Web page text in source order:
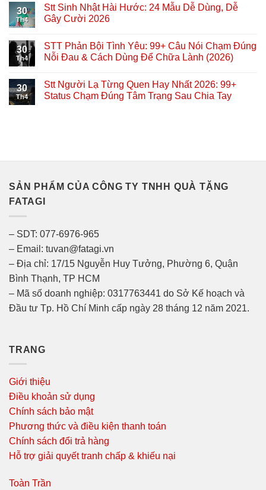
30
Th4
Stt Sinh Nhật Hài Hước: 24 Mẫu Dễ Dùng, Dễ
Gây Cười 2026
30
Th4
STT Phản Bội Tình Yêu: 99+ Câu Nói Chạm Đúng
Nỗi Đau & Cách Dùng Để Chữa Lành (2026)
30
Th4
Stt Người Lạ Từng Quen Hay Nhất 2026: 99+
Status Chạm Đúng Tâm Trạng Sau Chia Tay
SẢN PHẨM CỦA CÔNG TY TNHH QUÀ TẶNG
FATAGI
– SDT: 077-6976-965
– Email: tuvan@fatagi.vn
– Địa chỉ: 17/15 Nguyễn Huy Tưởng, Phường 6, Quận
Bình Thạnh, TP HCM
– Mã số doanh nghiệp: 0317763441 do Sở Kế hoạch và
Đầu tư Tp. Hồ Chí Minh cấp ngày 28 tháng 12 năm 2021.
TRANG
Giới thiệu
Điều khoản sử dụng
Chính sách bảo mật
Phương thức và điều kiện thanh toán
Chính sách đổi trả hàng
Hỗ trợ giải quyết tranh chấp & khiếu nại
Toàn Trần